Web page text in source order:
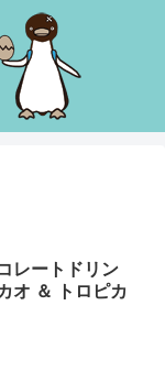
レートドリン
オ ＆ トロピカ